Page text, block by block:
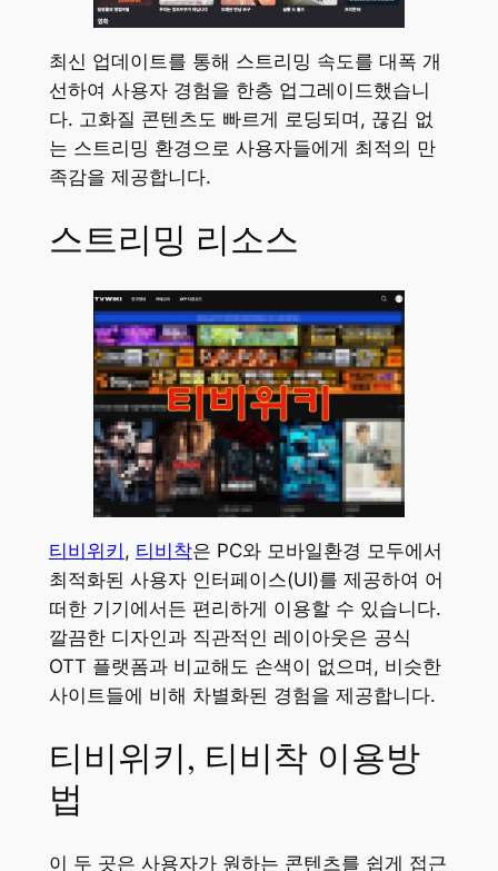
최신 업데이트를 통해 스트리밍 속도를 대폭 개
선하여 사용자 경험을 한층 업그레이드했습니
다. 고화질 콘텐츠도 빠르게 로딩되며, 끊김 없
는 스트리밍 환경으로 사용자들에게 최적의 만
족감을 제공합니다.
스트리밍 리소스
티비위키, 티비착은 PC와 모바일환경 모두에서
최적화된 사용자 인터페이스(UI)를 제공하여 어
떠한 기기에서든 편리하게 이용할 수 있습니다.
깔끔한 디자인과 직관적인 레이아웃은 공식
OTT 플랫폼과 비교해도 손색이 없으며, 비슷한
사이트들에 비해 차별화된 경험을 제공합니다.
티비위키, 티비착 이용방
법
이 두 곳은 사용자가 원하는 콘텐츠를 쉽게 접근